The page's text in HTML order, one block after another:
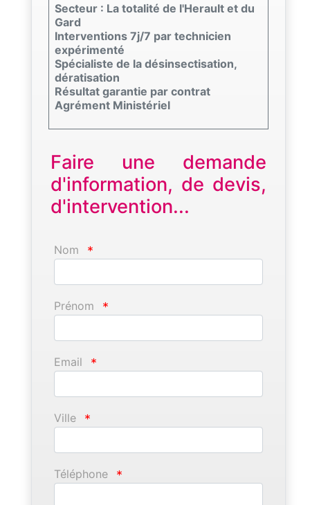
Secteur : La totalité de l'Herault et du
Gard
Interventions 7j/7 par technicien
expérimenté
Spécialiste de la désinsectisation,
dératisation
Résultat garantie par contrat
Agrément Ministériel
Faire une demande
d'information, de devis,
d'intervention...
Nom *
Prénom *
Email *
Ville *
Téléphone *